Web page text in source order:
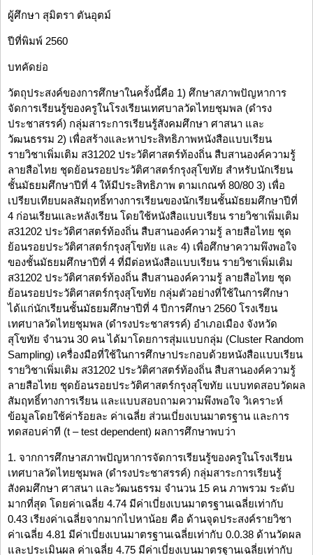
ผู้ศึกษา สุมิตรา ตันอุตม์
ปีที่พิมพ์ 2560
บทคัดย่อ
วัตถุประสงค์ของการศึกษาในครั้งนี้คือ 1) ศึกษาสภาพปัญหาการ
จัดการเรียนรู้ของครูในโรงเรียนเทศบาลวัดไทยชุมพล (ดำรง
ประชาสรรค์) กลุ่มสาระการเรียนรู้สังคมศึกษา ศาสนา และ
วัฒนธรรม 2) เพื่อสร้างและหาประสิทธิภาพหนังสือแบบเรียน
รายวิชาเพิ่มเติม ส31202 ประวัติศาสตร์ท้องถิ่น สืบสานองค์ความรู้
ลายสือไทย ชุดย้อนรอยประวัติศาสตร์กรุงสุโขทัย สำหรับนักเรียน
ชั้นมัธยมศึกษาปีที่ 4 ให้มีประสิทธิภาพ ตามเกณฑ์ 80/80 3) เพื่อ
เปรียบเทียบผลสัมฤทธิ์ทางการเรียนของนักเรียนชั้นมัธยมศึกษาปีที่
4 ก่อนเรียนและหลังเรียน โดยใช้หนังสือแบบเรียน รายวิชาเพิ่มเติม
ส31202 ประวัติศาสตร์ท้องถิ่น สืบสานองค์ความรู้ ลายสือไทย ชุด
ย้อนรอยประวัติศาสตร์กรุงสุโขทัย และ 4) เพื่อศึกษาความพึงพอใจ
ของชั้นมัธยมศึกษาปีที่ 4 ที่มีต่อหนังสือแบบเรียน รายวิชาเพิ่มเติม
ส31202 ประวัติศาสตร์ท้องถิ่น สืบสานองค์ความรู้ ลายสือไทย ชุด
ย้อนรอยประวัติศาสตร์กรุงสุโขทัย กลุ่มตัวอย่างที่ใช้ในการศึกษา
ได้แก่นักเรียนชั้นมัธยมศึกษาปีที่ 4 ปีการศึกษา 2560 โรงเรียน
เทศบาลวัดไทยชุมพล (ดำรงประชาสรรค์) อำเภอเมือง จังหวัด
สุโขทัย จำนวน 30 คน ได้มาโดยการสุ่มแบบกลุ่ม (Cluster Random
Sampling) เครื่องมือที่ใช้ในการศึกษาประกอบด้วยหนังสือแบบเรียน
รายวิชาเพิ่มเติม ส31202 ประวัติศาสตร์ท้องถิ่น สืบสานองค์ความรู้
ลายสือไทย ชุดย้อนรอยประวัติศาสตร์กรุงสุโขทัย แบบทดสอบวัดผล
สัมฤทธิ์ทางการเรียน และแบบสอบถามความพึงพอใจ วิเคราะห์
ข้อมูลโดยใช้ค่าร้อยละ ค่าเฉลี่ย ส่วนเบี่ยงเบนมาตรฐาน และการ
ทดสอบค่าที (t – test dependent) ผลการศึกษาพบว่า
1. จากการศึกษาสภาพปัญหาการจัดการเรียนรู้ของครูในโรงเรียน
เทศบาลวัดไทยชุมพล (ดำรงประชาสรรค์) กลุ่มสาระการเรียนรู้
สังคมศึกษา ศาสนา และวัฒนธรรม จำนวน 15 คน ภาพรวม ระดับ
มากที่สุด โดยค่าเฉลี่ย 4.74 มีค่าเบี่ยงเบนมาตรฐานเฉลี่ยเท่ากับ
0.43 เรียงค่าเฉลี่ยจากมากไปหาน้อย คือ ด้านจุดประสงค์รายวิชา
ค่าเฉลี่ย 4.81 มีค่าเบี่ยงเบนมาตรฐานเฉลี่ยเท่ากับ 0.0.38 ด้านวัดผล
และประเมินผล ค่าเฉลี่ย 4.75 มีค่าเบี่ยงเบนมาตรฐานเฉลี่ยเท่ากับ